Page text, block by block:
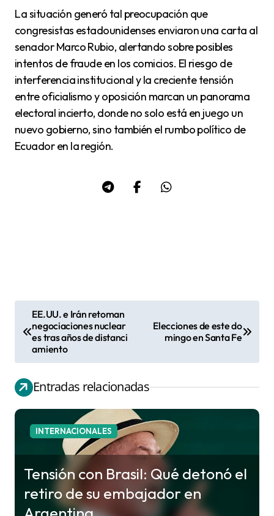
La situación generó tal preocupación que
congresistas estadounidenses enviaron una carta al
senador Marco Rubio, alertando sobre posibles
intentos de fraude en los comicios. El riesgo de
interferencia institucional y la creciente tensión
entre oficialismo y oposición marcan un panorama
electoral incierto, donde no solo está en juego un
nuevo gobierno, sino también el rumbo político de
Ecuador en la región.
v
e
g
a
EE.UU. e Irán retoman
negociaciones nuclear
es tras años de distanci
amiento
Elecciones de este do
mingo en Santa Fe
Entradas relacionadas
INTERNACIONALES
Tensión con Brasil: Qué detonó el
retiro de su embajador en